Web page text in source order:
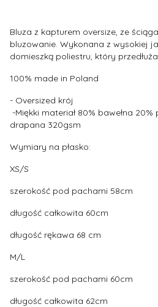
Bluza z kapturem oversize, ze
bluzowanie. Wykonana z wysokiej
domieszką poliestru, który
100% made in Poland
- Oversized krój
-Miękki materiał 80% bawełna
drapana 320gsm
Wymiary na płasko:
XS/S
szerokość pod pachami 58cm
długość całkowita 60cm
długość rękawa 68 cm
M/L
szerokość pod pachami 60cm
długość całkowita 62cm